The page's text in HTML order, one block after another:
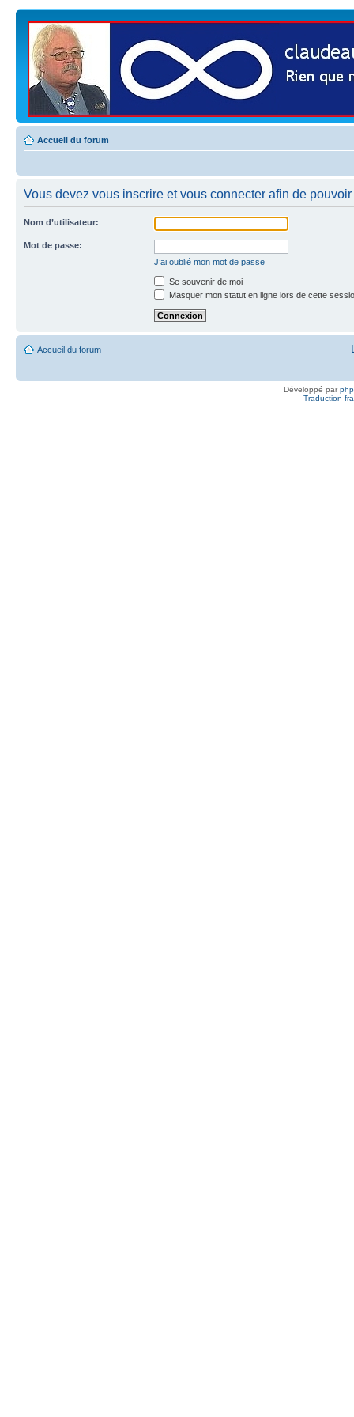
Accueil du forum
Vous devez vous inscrire et vous connecter afin de
Nom d’utilisateur:
Mot de passe:
J’ai oublié mon mot de passe
Se souvenir de moi
Masquer mon statut en ligne lors de cette
Accueil du forum
Développé par
Traduction